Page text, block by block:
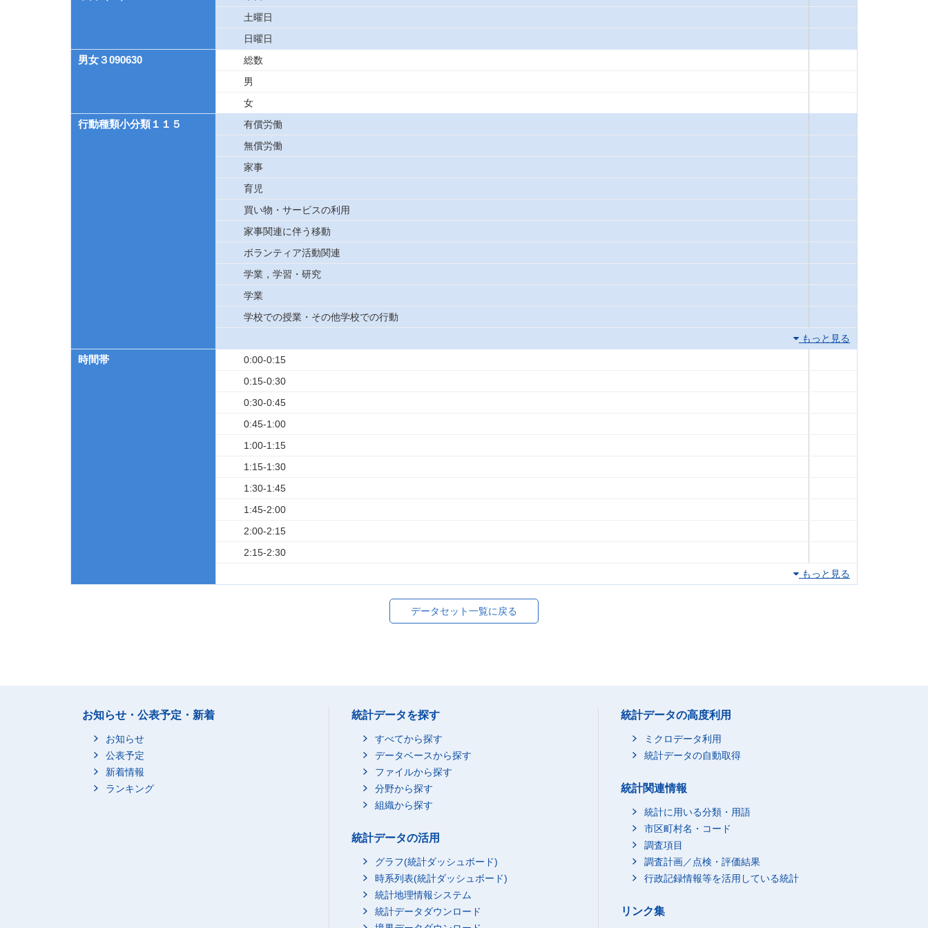
土曜日
日曜日
男女３090630
総数
男
女
行動種類小分類１１５
有償労働
無償労働
家事
育児
買い物・サービスの利用
家事関連に伴う移動
ボランティア活動関連
学業，学習・研究
学業
学校での授業・その他学校での行動
もっと見る
時間帯
0:00-0:15
0:15-0:30
0:30-0:45
0:45-1:00
1:00-1:15
1:15-1:30
1:30-1:45
1:45-2:00
2:00-2:15
2:15-2:30
もっと見る
データセット一覧に戻る
お知らせ・公表予定・新着
お知らせ
公表予定
新着情報
ランキング
統計データを探す
すべてから探す
データベースから探す
ファイルから探す
分野から探す
組織から探す
統計データの活用
グラフ(統計ダッシュボード)
時系列表(統計ダッシュボード)
統計地理情報システム
統計データダウンロード
統計データの高度利用
ミクロデータ利用
統計データの自動取得
統計関連情報
統計に用いる分類・用語
市区町村名・コード
調査項目
調査計画／点検・評価結果
行政記録情報等を活用している統計
リンク集